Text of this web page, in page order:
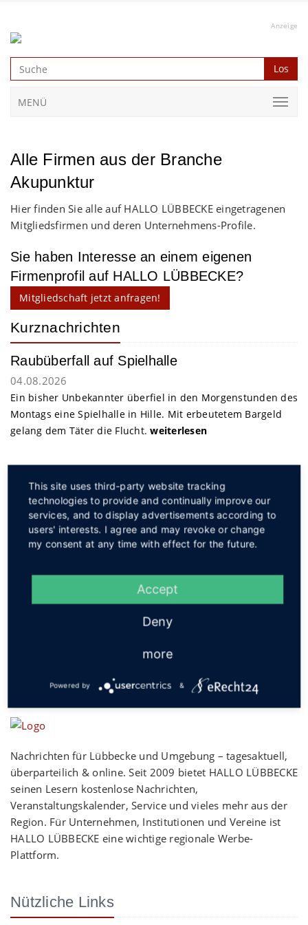
Anzeige
Los
MENÜ
Alle Firmen aus der Branche
Akupunktur
Hier finden Sie alle auf HALLO LÜBBECKE eingetragenen
Mitgliedsfirmen und deren Unternehmens-Profile.
Sie haben Interesse an einem eigenen
Firmenprofil auf HALLO LÜBBECKE?
Mitgliedschaft jetzt anfragen!
Kurznachrichten
Raubüberfall auf Spielhalle
04.08.2026
Ein bisher Unbekannter überfiel in den Morgenstunden des
Montags eine Spielhalle in Hille. Mit erbeutetem Bargeld
gelang dem Täter die Flucht.weiterlesen
Nachrichten für Lübbecke und Umgebung – tagesaktuell,
überparteilich & online. Seit 2009 bietet HALLO LÜBBECKE
seinen Lesern kostenlose Nachrichten,
Veranstaltungskalender, Service und vieles mehr aus der
Region. Für Unternehmen, Institutionen und Vereine ist
HALLO LÜBBECKE eine wichtige regionale Werbe-
Plattform.
Nützliche Links
This site uses third-party website tracking
technologies to provide and continually improve our
services, and to display advertisements according to
users' interests. I agree and may revoke or change
my consent at any time with effect for the future.
Accept
Deny
more
Powered by &